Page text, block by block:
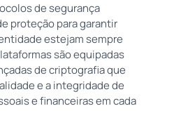
de segurança
proteção para garantir
estejam sempre
são equipadas
de criptografia que
e a integridade de
e financeiras em cada